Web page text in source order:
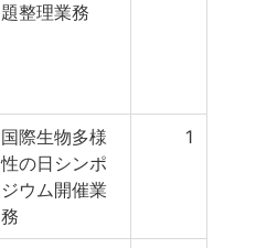
題整理業務
国際生物多様
性の日シンポ
ジウム開催業
務
1